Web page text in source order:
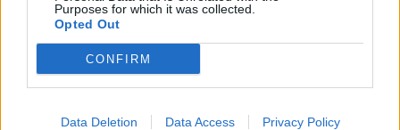
Purposes for which it was collected.
Opted Out
CONFIRM
Data Deletion Data Access Privacy Policy
Ο Δήμαρχος
Αντιδήμαρχοι
Δημοτικό Συμβούλιο